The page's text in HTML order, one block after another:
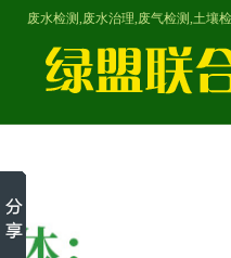
废水检测,废水治理,废气检测,土壤